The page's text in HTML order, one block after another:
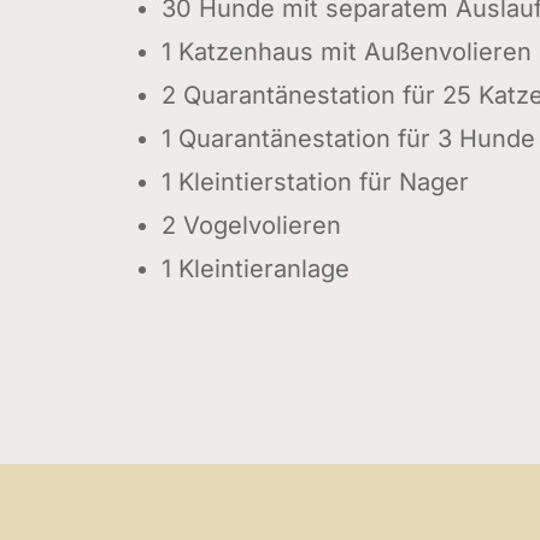
30 Hunde mit separatem
1 Katzenhaus mit Außenvolieren
2 Quarantänestation für 25
1 Quarantänestation für 3 Hunde
1 Kleintierstation für Nager
2 Vogelvolieren
1 Kleintieranlage